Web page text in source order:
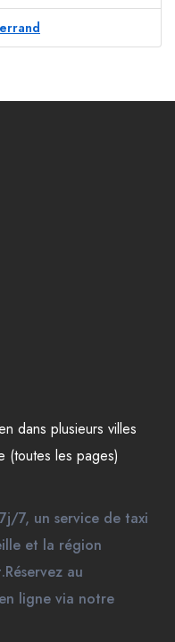
dans plusieurs villes
(toutes les pages)
7, un service de taxi
et la région
au
ligne via notre